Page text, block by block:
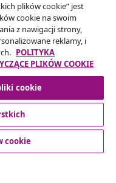
sklepem internetowym
plików cookie” jest
cookie na swoim
z nawigacji strony,
reklamy, i
POLITYKA
PLIKÓW COOKIE
cookie
cookie